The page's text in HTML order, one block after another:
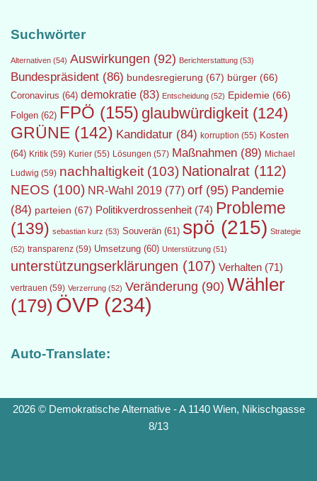
Suchwörter
Alternativen (54) Auswirkungen (92) Berichterstattung (53)
Bundespräsident (86) bundesregierung (67) bürger (66)
Coronavirus (64) demokratie (83) Entscheidung (52) Epidemie (66)
Folgen (62) FPÖ (155) glaubwürdigkeit (124)
GRÜNE (142) Kandidatur (84) korruption (55) Kosten
(64) Kritik (59) Kurier (55) Lösungen (57) Maßnahmen (89) Michael
Ludwig (59) nachhaltigkeit (103) Nationalrat (112)
NEOS (100) NR-Wahl 2019 (77) orf (95) Pandemie
(84) parteien (67) Politikverdrossenheit (74) Probleme
(139) sebastian kurz (53) Souverän (61) spö (215) Strategie
(52) transparenz (59) Umsetzung (60) Unterstützung (51)
unterstützungserklärungen (107) Verhalten (71)
vertrauen (59) Verzerrung (52) Veränderung (90) Wähler
(179) ÖVP (234)
Auto-Translate:
2026 © Demokratische Alternative - A 1140 Wien, Nikischgasse
8/13